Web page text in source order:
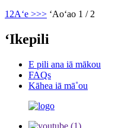
1 2Aʻe >>> ʻAoʻao 1 / 2
ʻIkepili
E pili ana iā mākou
FAQs
Kāhea iā mā˚ou